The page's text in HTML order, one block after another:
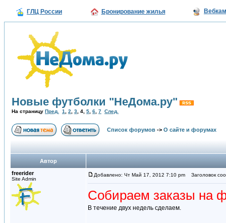
ГЛЦ России Бронирование жилья
Новые футболки "НеДома.ру"
На страницу Пред. 1 2 3 4 5 6 7 След.
Список форумов -> О сайте и форумах
Автор
freerider
Site Admin
Добавлено: Чт Май 17, 2012 7:10 pm Заголовок
Собираем заказы на
В течение двух недель сделаем.